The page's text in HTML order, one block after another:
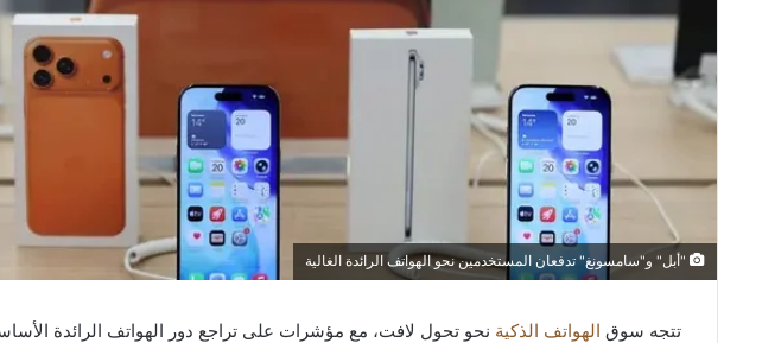
"أبل" و"سامسونغ" تدفعان المستخدمين نحو الهواتف الرائدة الغالية
تتجه سوق الهواتف الذكية نحو تحول لافت، مع مؤشرات على تراجع دور الهواتف الرائدة